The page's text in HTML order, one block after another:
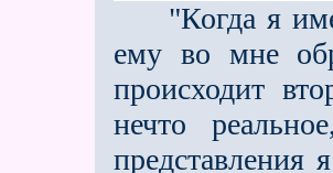
"Когда я имею
ему во мне
происходит
нечто
представления